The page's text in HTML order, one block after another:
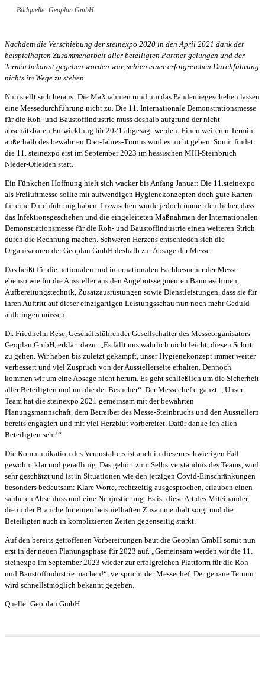
Bildquelle: Geoplan GmbH
Nachdem die Verschiebung der steinexpo 2020 in den April 2021 dank der
beispielhaften Zusammenarbeit aller beteiligten Partner gelungen und der
Termin bekannt gegeben worden war, schien einer erfolgreichen Durchführung
nichts im Wege zu stehen.
Nun stellt sich heraus: Die Maßnahmen rund um das Pandemiegeschehen lassen
eine Messedurchführung nicht zu. Die 11. Internationale Demonstrationsmesse
für die Roh- und Baustoffindustrie muss deshalb aufgrund der nicht
abschätzbaren Entwicklung für 2021 abgesagt werden. Einen weiteren Termin
außerhalb des bewährten Drei-Jahres-Turnus wird es nicht geben. Somit findet
die 11. steinexpo erst im September 2023 im hessischen MHI-Steinbruch
Nieder-Ofleiden statt.
Ein Fünkchen Hoffnung hielt sich wacker bis Anfang Januar: Die 11.steinexpo
als Freiluftmesse sollte mit aufwendigen Hygienekonzepten doch gute Karten
für eine Durchführung haben. Inzwischen wurde jedoch immer deutlicher, dass
das Infektionsgeschehen und die eingeleiteten Maßnahmen der Internationalen
Demonstrationsmesse für die Roh- und Baustoffindustrie einen weiteren Strich
durch die Rechnung machen. Schweren Herzens entschieden sich die
Organisatoren der Geoplan GmbH deshalb zur Absage der Messe.
Das heißt für die nationalen und internationalen Fachbesucher der Messe
ebenso wie für die Aussteller aus den Angebotssegmenten Baumaschinen,
Aufbereitungstechnik, Zusatzausrüstungen sowie Dienstleistungen, dass sie für
ihren Auftritt auf dieser einzigartigen Leistungsschau nun noch mehr Geduld
aufbringen müssen.
Dr. Friedhelm Rese, Geschäftsführender Gesellschafter des Messeorganisators
Geoplan GmbH, erklärt dazu: „Es fällt uns wahrlich nicht leicht, diesen Schritt
zu gehen. Wir haben bis zuletzt gekämpft, unser Hygienekonzept immer weiter
verbessert und viel Zuspruch von der Ausstellerseite erhalten. Dennoch
kommen wir um eine Absage nicht herum. Es geht schließlich um die Sicherheit
aller Beteiligten und um die der Besucher“. Der Messechef ergänzt: „Unser
Team hat die steinexpo 2021 gemeinsam mit der bewährten
Planungsmannschaft, dem Betreiber des Messe-Steinbruchs und den Ausstellern
bereits engagiert und mit viel Herzblut vorbereitet. Dafür danke ich allen
Beteiligten sehr!“
Die Kommunikation des Veranstalters ist auch in diesem schwierigen Fall
gewohnt klar und geradlinig. Das gehört zum Selbstverständnis des Teams, wird
sehr geschätzt und ist in Situationen wie den jetzigen Covid-Einschränkungen
besonders bedeutsam: Klare Worte, rechtzeitig ausgesprochen, erlauben einen
sauberen Abschluss und eine Neujustierung. Es ist diese Art des Miteinander,
die in der Branche für einen beispielhaften Zusammenhalt sorgt und die
Beteiligten auch in komplizierten Zeiten gegenseitig stärkt.
Auf den bereits getroffenen Vorbereitungen baut die Geoplan GmbH somit nun
erst in der neuen Planungsphase für 2023 auf. „Gemeinsam werden wir die 11.
steinexpo im September 2023 wieder zur erfolgreichen Plattform für die Roh-
und Baustoffindustrie machen!“, verspricht der Messechef. Der genaue Termin
wird schnellstmöglich bekannt gegeben.
Quelle: Geoplan GmbH